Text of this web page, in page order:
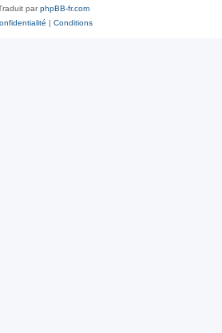
parphpBB-fr.com
| Conditions